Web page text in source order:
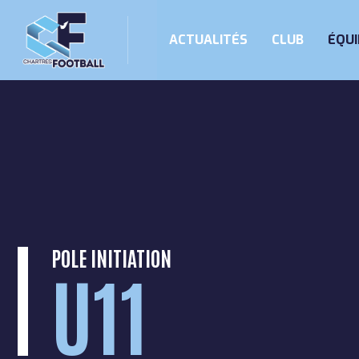
ACTUALITÉS CLUB
POLE INITIATION
U11